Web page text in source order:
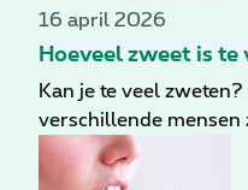
16 april 2026
Hoeveel zweet is te
Kan je te veel
verschillende mensen
je meer over het nut
doen als overmatig